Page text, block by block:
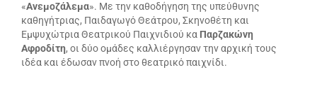
«Ανεμοζάλεμα». Με την καθοδήγηση της υπεύθυνης
καθηγήτριας, Παιδαγωγό Θεάτρου, Σκηνοθέτη και
Εμψυχώτρια Θεατρικού Παιχνιδιού κα Παρζακώνη
Αφροδίτη, οι δύο ομάδες καλλιέργησαν την αρχική τους
ιδέα και έδωσαν πνοή στο θεατρικό παιχνίδι.